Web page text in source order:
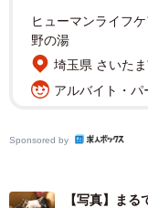
いつも一緒（左から）ト
またまた一匹増えて五
2017年9月、猫の保
している子猫たち
女の強い希望もあり
て、飼い主さんと
ヒューマンライフ
野の湯
埼玉県 さいた
アルバイト・
Sponsored by
【写真】ま